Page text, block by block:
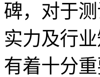
碑，对于
实力及行
有着十分